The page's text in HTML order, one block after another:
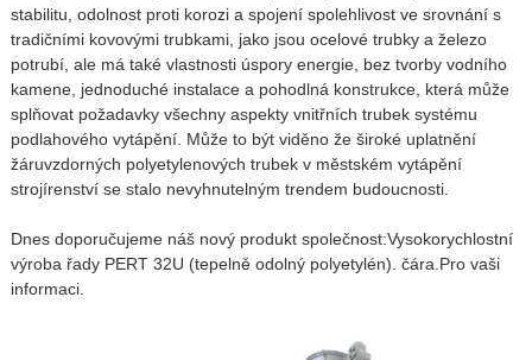
stabilitu, odolnost proti korozi a spojení spolehlivost ve srovnání s
tradičními kovovými trubkami, jako jsou ocelové trubky a železo
potrubí, ale má také vlastnosti úspory energie, bez tvorby vodního
kamene, jednoduché instalace a pohodlná konstrukce, která může
splňovat požadavky všechny aspekty vnitřních trubek systému
podlahového vytápění. Může to být viděno že široké uplatnění
žáruvzdorných polyetylenových trubek v městském vytápění
strojírenství se stalo nevyhnutelným trendem budoucnosti.
Dnes doporučujeme náš nový produkt společnost:Vysokorychlostní
výroba řady PERT 32U (tepelně odolný polyetylén). čára. Pro vaši
informaci.